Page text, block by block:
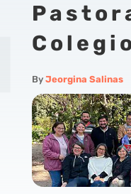
By Jeorgina Salinas